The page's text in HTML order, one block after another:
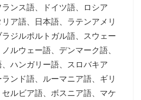
ンス語、ドイツ語、ロシア
ア語、日本語、ラテンアメリ
ジルポルトガル語、スウェー
ルウェー語、デンマーク語、
ハンガリー語、スロバキア
ンド語、ルーマニア語、ギリ
セルビア語、ボスニア語、マケ